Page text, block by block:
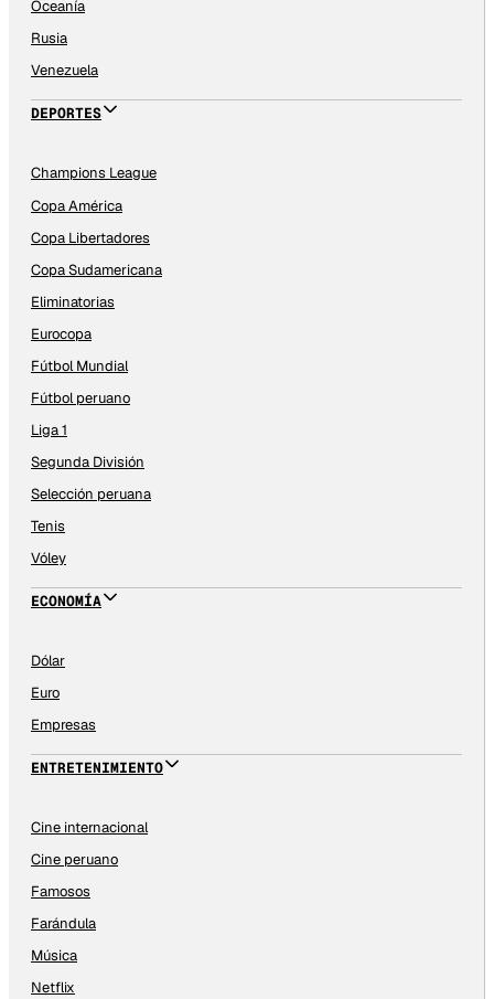
Oceanía
Rusia
Venezuela
DEPORTES
Champions League
Copa América
Copa Libertadores
Copa Sudamericana
Eliminatorias
Eurocopa
Fútbol Mundial
Fútbol peruano
Liga 1
Segunda División
Selección peruana
Tenis
Vóley
ECONOMÍA
Dólar
Euro
Empresas
ENTRETENIMIENTO
Cine internacional
Cine peruano
Famosos
Farándula
Música
Netflix